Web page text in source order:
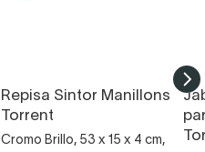
Repisa Sintor Manillons
Torrent
Cromo Brillo, 53 x 15 x 4 cm,